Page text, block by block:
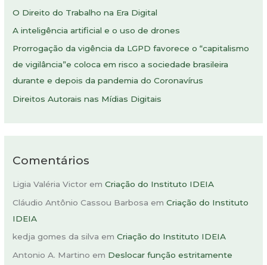
a
r
p
o
r
:
O Direito do Trabalho na Era Digital
A inteligência artificial e o uso de drones
Prorrogação da vigência da LGPD favorece o “capitalismo
de vigilância”e coloca em risco a sociedade brasileira
durante e depois da pandemia do Coronavírus
Direitos Autorais nas Mídias Digitais
Comentários
Ligia Valéria Victor emCriação do Instituto IDEIA
Cláudio Antônio Cassou Barbosa emCriação do Instituto
IDEIA
kedja gomes da silva emCriação do Instituto IDEIA
Antonio A. Martino em Deslocar função estritamente